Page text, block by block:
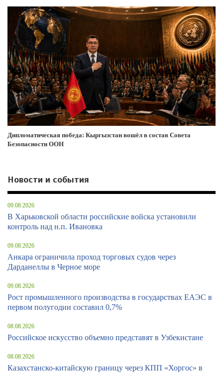
Дипломатическая победа: Кыргызстан вошёл в состав Совета
Безопасности ООН
Новости и события
09.08.2026
В Харьковской области российские войска установили
контроль над н.п. Ивановка
09.08.2026
Анкара ограничила проход торговых судов через
Дарданеллы в Черное море
09.08.2026
Рост промышленного производства в государствах ЕАЭС в
первом полугодии составил 0,7%
08.08.2026
Российское искусство объемно представят в Узбекистане
08.08.2026
Казахстанско-китайскую границу через КПП «Хоргос» в